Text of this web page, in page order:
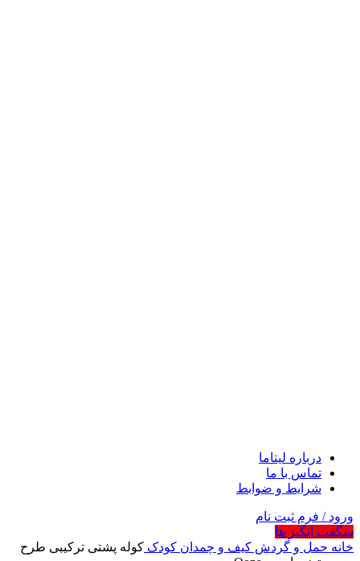
درباره لیتاما
تماس با ما
شرایط و ضوابط
ورود / فرم ثبت نام
شگفت انگیز ها
خانه حمل و گردش کیف و چمدان کودک کوله پشتی ترکیبی طرح